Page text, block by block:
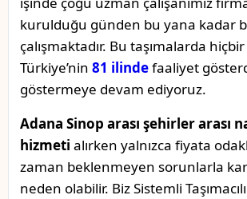
kurulduğu günden bu yana kadar
çalışmaktadır. Bu taşımalarda
Türkiye’nin 81 ilindefaaliyet
göstermeye devam ediyoruz.
Adana Sinop arası şehirler arası
hizmeti alırken yalnızca fiyata
zaman beklenmeyen sorunlarla
neden olabilir. Biz Sistemli